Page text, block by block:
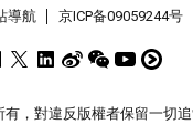
導航 京ICP备09059244号
，對違反版權者保留一切追